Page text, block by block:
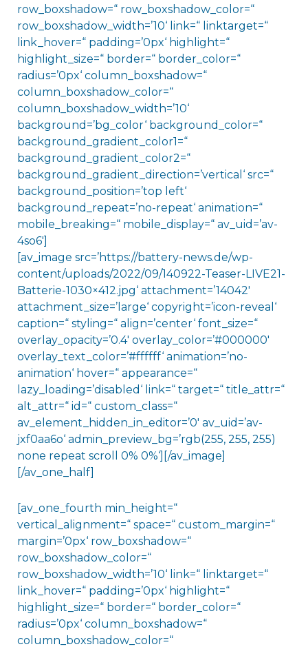
row_boxshadow=“ row_boxshadow_color=“
row_boxshadow_width=’10‘ link=“ linktarget=“
link_hover=“ padding=’0px‘ highlight=“
highlight_size=“ border=“ border_color=“
radius=’0px‘ column_boxshadow=“
column_boxshadow_color=“
column_boxshadow_width=’10‘
background=’bg_color‘ background_color=“
background_gradient_color1=“
background_gradient_color2=“
background_gradient_direction=’vertical‘ src=“
background_position=’top left‘
background_repeat=’no-repeat‘ animation=“
mobile_breaking=“ mobile_display=“ av_uid=’av-
4so6′]
[av_image src=’https://battery-news.de/wp-
content/uploads/2022/09/140922-Teaser-LIVE21-
Batterie-1030×412.jpg‘ attachment=’14042′
attachment_size=’large‘ copyright=’icon-reveal‘
caption=“ styling=“ align=’center‘ font_size=“
overlay_opacity=’0.4′ overlay_color=’#000000′
overlay_text_color=’#ffffff‘ animation=’no-
animation‘ hover=“ appearance=“
lazy_loading=’disabled‘ link=“ target=“ title_attr=“
alt_attr=“ id=“ custom_class=“
av_element_hidden_in_editor=’0′ av_uid=’av-
jxf0aa6o‘ admin_preview_bg=’rgb(255, 255, 255)
none repeat scroll 0% 0%‘][/av_image]
[/av_one_half]
[av_one_fourth min_height=“
vertical_alignment=“ space=“ custom_margin=“
margin=’0px‘ row_boxshadow=“
row_boxshadow_color=“
row_boxshadow_width=’10‘ link=“ linktarget=“
link_hover=“ padding=’0px‘ highlight=“
highlight_size=“ border=“ border_color=“
radius=’0px‘ column_boxshadow=“
column_boxshadow_color=“